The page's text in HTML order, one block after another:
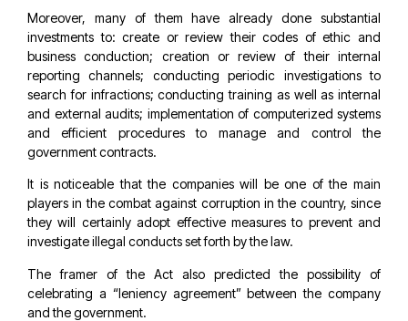
Moreover, many of them have already done substantial
investments to: create or review their codes of ethic and
business conduction; creation or review of their internal
reporting channels; conducting periodic investigations to
search for infractions; conducting training as well as internal
and external audits; implementation of computerized systems
and efficient procedures to manage and control the
government contracts.
It is noticeable that the companies will be one of the main
players in the combat against corruption in the country, since
they will certainly adopt effective measures to prevent and
investigate illegal conducts set forth by the law.
The framer of the Act also predicted the possibility of
celebrating a “leniency agreement” between the company
and the government.